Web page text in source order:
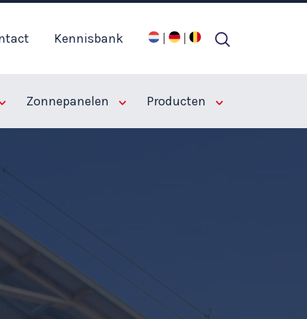
Kennisbank | |
Zonnepanelen Producten